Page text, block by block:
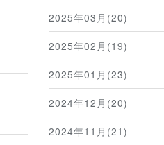
2025年03月(20)
2025年02月(19)
2025年01月(23)
2024年12月(20)
2024年11月(21)